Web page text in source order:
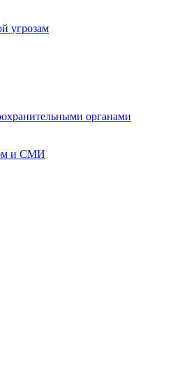
угрозам
органами
и СМИ